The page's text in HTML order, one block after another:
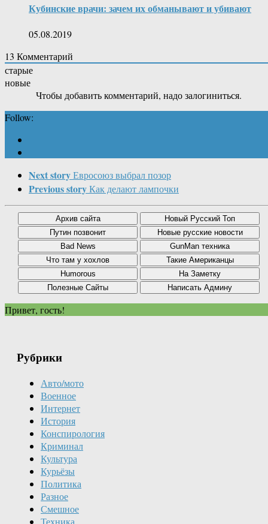
Кубинские врачи: зачем их обманывают и убивают
05.08.2019
13 Комментарий
старые
новые
Чтобы добавить комментарий, надо залогиниться.
Follow:
Next storyЕвросоюз выбрал позор
Previous storyКак делают лампочки
Привет, гость!
Рубрики
Авто/мото
Военное
Интернет
История
Конспирология
Криминал
Культура
Курьёзы
Политика
Разное
Смешное
Техника